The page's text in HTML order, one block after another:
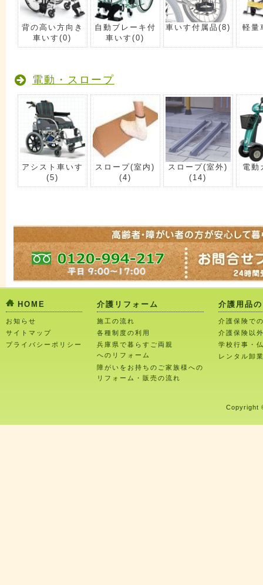
背の高い方向き
車いす(0)
自動ブレーキ付
車いす(0)
車いす付属品 (8) 軽量
電動・スロープ
アシスト車いす
(5)
スロープ(室内)
(4)
スロープ(室外)
(14)
電動
HOME
お知らせ
サイトマップ
プライバシーポリシー
介護リフォーム
施工の流れ
各種制度の利用
兵庫県で暮らすご両親
へのリフォーム
障がいをお持ちのご家族様への
リフォーム・販売の流れ
介護用品
介護保険で
介護保険以
学校行事・
レンタル卸
Copyright